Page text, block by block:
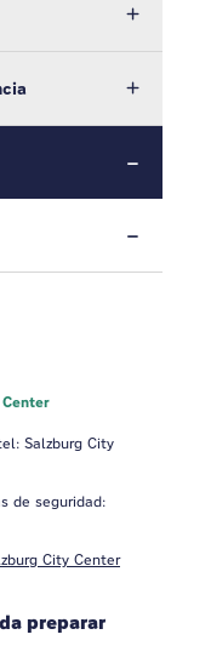
Center
Salzburg City
de seguridad:
City Center
preparar